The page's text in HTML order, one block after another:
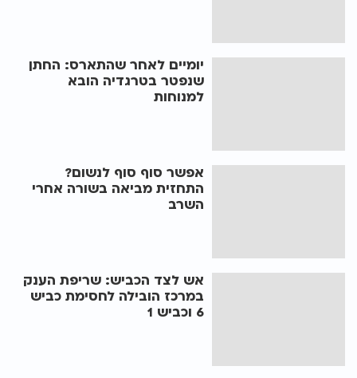
יומיים לאחר שהתארס: החתן
שנפטר בטרגדיה הובא
למנוחות
אפשר סוף סוף לנשום?
התחזית מביאה בשורה אחרי
השרב
אש לצד הכביש: שריפת הענק
במרכז הובילה לחסימת כביש
6 וכביש 1